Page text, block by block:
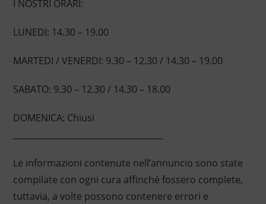
I NOSTRI ORARI:
LUNEDI: 14.30 – 19.00
MARTEDI / VENERDI: 9.30 – 12.30 / 14.30 – 19.00
SABATO: 9.30 – 12.30 / 14.30 – 18.00
DOMENICA: Chiusi
Le informazioni contenute nell’annuncio sono state
compilate con ogni cura affinché fossero complete,
tuttavia, a volte possono contenere errori e